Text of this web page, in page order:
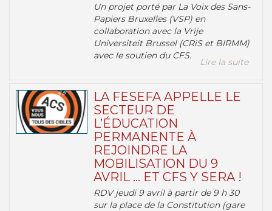
Un projet porté par La Voix des Sans-
Papiers Bruxelles (VSP) en
collaboration avec la Vrije
Universiteit Brussel (CRiS et BIRMM)
avec le soutien du CFS.
Lire la suite
LA FESEFA APPELLE LE
SECTEUR DE
L’ÉDUCATION
PERMANENTE À
REJOINDRE LA
MOBILISATION DU 9
AVRIL … ET CFS Y SERA !
RDV jeudi 9 avril à partir de 9 h 30
sur la place de la Constitution (gare